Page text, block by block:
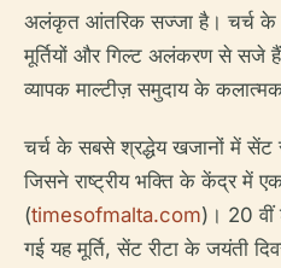
अलंकृत आंतरिक सज्जा है। चर्च के
मूर्तियों और गिल्ट अलंकरण से सजे
व्यापक माल्टीज़ समुदाय के
चर्च के सबसे श्रद्धेय खजानों में सेंट
जिसने राष्ट्रीय भक्ति के केंद्र में
(timesofmalta.com)। 20 वीं
गई यह मूर्ति, सेंट रीटा के जयंती